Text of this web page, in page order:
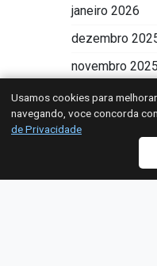
janeiro 2026
dezembro
novembro 2025
outubro 2025
setembro 2025
julho 2025
Usamos cookies para
navegando, voce concorda
de Privacidade